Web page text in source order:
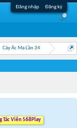
Đăng nhập Đăng ký
Cây Ác Ma Lần 34
Tác Viên 568Play